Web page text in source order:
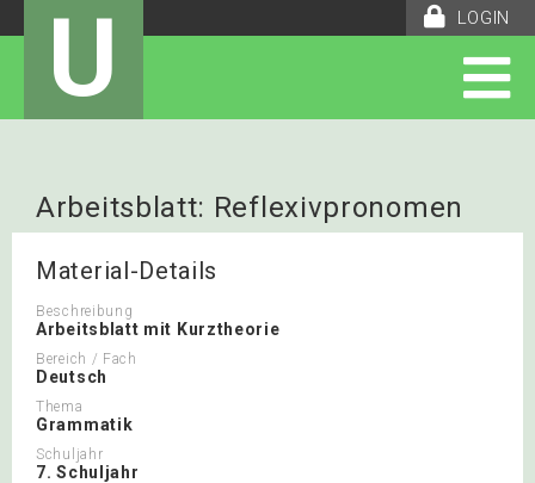
LOGIN
U
Arbeitsblatt: Reflexivpronomen
Material-Details
Beschreibung
Arbeitsblatt mit Kurztheorie
Bereich / Fach
Deutsch
Thema
Grammatik
Schuljahr
7. Schuljahr